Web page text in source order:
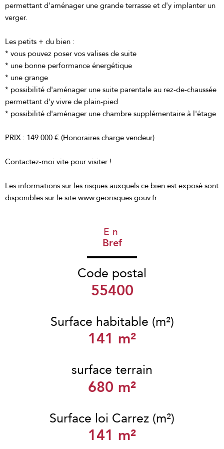
permettant d'aménager une grande terrasse et d'y implanter un
verger.
Les petits + du bien :
* vous pouvez poser vos valises de suite
* une bonne performance énergétique
* une grange
* possibilité d'aménager une suite parentale au rez-de-chaussée
permettant d'y vivre de plain-pied
* possibilité d'aménager une chambre supplémentaire à l'étage
PRIX : 149 000 € (Honoraires charge vendeur)
Contactez-moi vite pour visiter !
Les informations sur les risques auxquels ce bien est exposé sont
disponibles sur le site www.georisques.gouv.fr
En
Bref
Code postal
55400
Surface habitable (m²)
141 m²
surface terrain
680 m²
Surface loi Carrez (m²)
141 m²